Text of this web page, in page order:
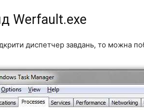
Werfault.exe
диспетчер завдань, то можна